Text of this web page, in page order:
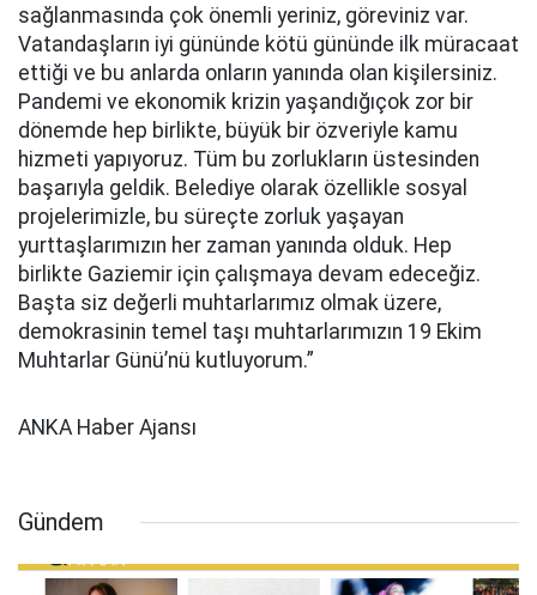
sağlanmasında çok önemli yeriniz, göreviniz var.
Vatandaşların iyi gününde kötü gününde ilk müracaat
ettiği ve bu anlarda onların yanında olan kişilersiniz.
Pandemi ve ekonomik krizin yaşandığıçok zor bir
dönemde hep birlikte, büyük bir özveriyle kamu
hizmeti yapıyoruz. Tüm bu zorlukların üstesinden
başarıyla geldik. Belediye olarak özellikle sosyal
projelerimizle, bu süreçte zorluk yaşayan
yurttaşlarımızın her zaman yanında olduk. Hep
birlikte Gaziemir için çalışmaya devam edeceğiz.
Başta siz değerli muhtarlarımız olmak üzere,
demokrasinin temel taşı muhtarlarımızın 19 Ekim
Muhtarlar Günü’nü kutluyorum.”
ANKA Haber Ajansı
Gündem